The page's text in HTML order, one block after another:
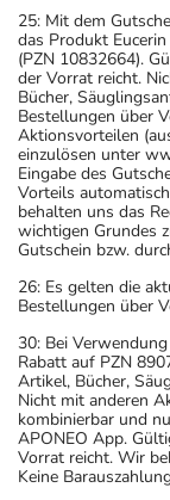
25: Mit dem
das Produkt
(PZN 10832664).
der Vorrat reicht.
Bücher,
Bestellungen über
Aktionsvorteilen
einzulösen unter
Eingabe des
Vorteils
behalten uns das
wichtigen Grundes
Gutschein bzw.
26: Es gelten die
Bestellungen über
30: Bei
Rabatt auf PZN
Artikel, Bücher,
Nicht mit anderen
kombinierbar und
APONEO App.
Vorrat reicht. Wir
Keine